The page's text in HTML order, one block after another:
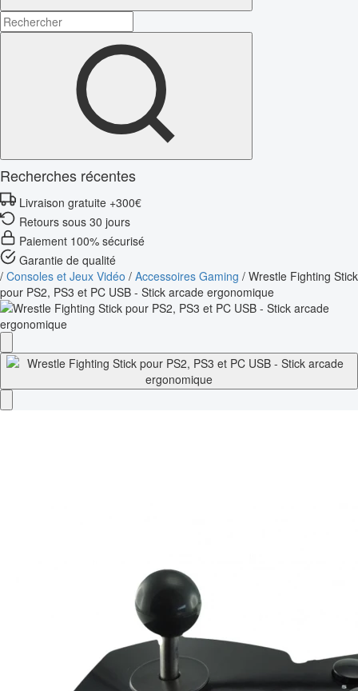
Recherches récentes
Livraison gratuite +300€
Retours sous 30 jours
Paiement 100% sécurisé
Garantie de qualité
/ Consoles et Jeux Vidéo / Accessoires Gaming / Wrestle Fighting Stick
pour PS2, PS3 et PC USB - Stick arcade ergonomique